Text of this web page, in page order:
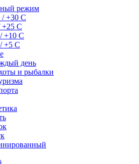
режим
+30 С
+25 С
+10 С
+5 С
день
и рыбалки